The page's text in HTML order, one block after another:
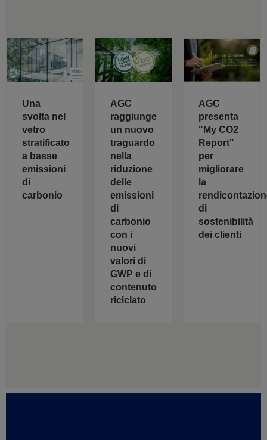
Una
svolta nel
vetro
stratificato
a basse
emissioni
di
carbonio
AGC
raggiunge
un nuovo
traguardo
nella
riduzione
delle
emissioni
di
carbonio
con i
nuovi
valori di
GWP e di
contenuto
riciclato
AGC
presenta
"My CO2
Report"
per
migliorare
la
di
sostenibilità
dei clienti